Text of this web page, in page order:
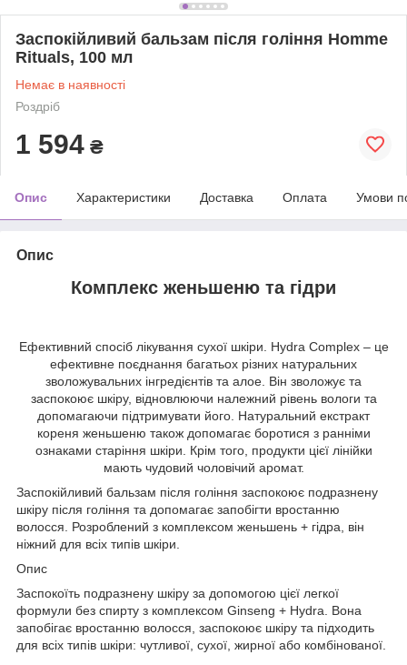
Заспокійливий бальзам після гоління Homme
Rituals, 100 мл
Немає в наявності
Роздріб
1 594 ₴
Опис Характеристики Доставка Оплата Умови
Опис
Комплекс женьшеню та гідри
Ефективний спосіб лікування сухої шкіри. Hydra Complex – це
ефективне поєднання багатьох різних натуральних
зволожувальних інгредієнтів та алое. Він зволожує та
заспокоює шкіру, відновлюючи належний рівень вологи та
допомагаючи підтримувати його. Натуральний екстракт
кореня женьшеню також допомагає боротися з ранніми
ознаками старіння шкіри. Крім того, продукти цієї лінійки
мають чудовий чоловічий аромат.
Заспокійливий бальзам після гоління заспокоює подразнену
шкіру після гоління та допомагає запобігти вростанню
волосся. Розроблений з комплексом женьшень + гідра, він
ніжний для всіх типів шкіри.
Опис
Заспокоїть подразнену шкіру за допомогою цієї легкої
формули без спирту з комплексом Ginseng + Hydra. Вона
запобігає вростанню волосся, заспокоює шкіру та підходить
для всіх типів шкіри: чутливої, сухої, жирної або комбінованої.